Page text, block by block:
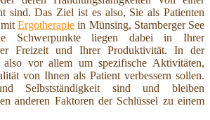
sind. Das Ziel ist es also, Sie als Patienten
Ergotherapie in Münsing, Starnberger See
Schwerpunkte liegen dabei in Ihrer
Freizeit und Ihrer Produktivität. In der
vor allem um spezifische Aktivitäten,
von Ihnen als Patient verbessern sollen.
Selbstständigkeit sind und bleiben
anderen Faktoren der Schlüssel zu einem